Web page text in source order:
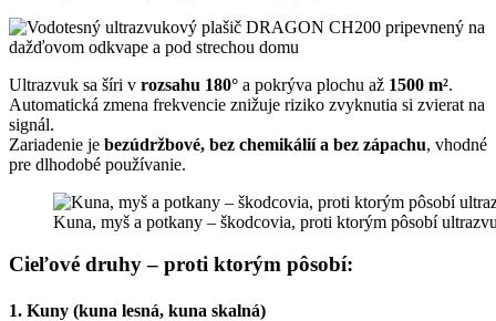
Ultrazvuk sa šíri v rozsahu 180° a pokrýva plochu až 1500 m².
Automatická zmena frekvencie znižuje riziko zvyknutia si zvierat na
signál.
Zariadenie je bezúdržbové, bez chemikálií a bez zápachu, vhodné
pre dlhodobé používanie.
Kuna, myš a potkany – škodcovia, proti ktorým pôsobí
Cieľové druhy – proti ktorým pôsobí:
1. Kuny (kuna lesná, kuna skalná)